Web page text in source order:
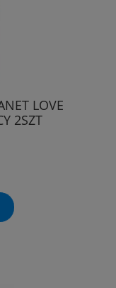
LOVE
2SZT